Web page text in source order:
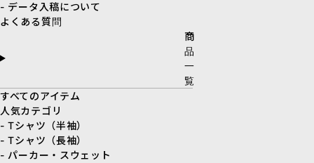
- データ入稿について
よくある質問
商
品
一
覧
すべてのアイテム
人気カテゴリ
- Tシャツ（半袖）
- Tシャツ（長袖）
- パーカー・スウェット